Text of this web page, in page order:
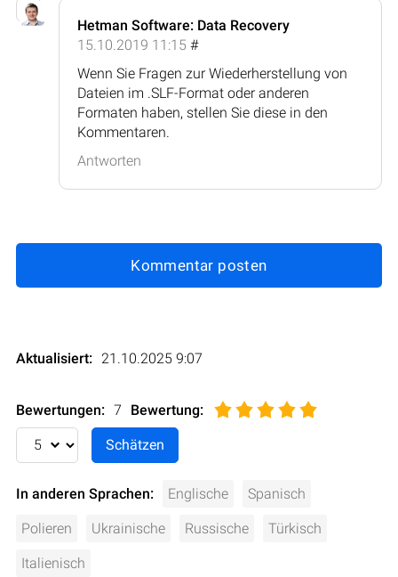
Hetman Software: Data Recovery
15.10.2019 11:15 #
Wenn Sie Fragen zur Wiederherstellung von
Dateien im .SLF-Format oder anderen
Formaten haben, stellen Sie diese in den
Kommentaren.
Antworten
Kommentar posten
Aktualisiert: 21.10.2025 9:07
Bewertungen: 7 Bewertung:
In anderen Sprachen: Englische Spanisch
Polieren Ukrainische Russische Türkisch
Italienisch